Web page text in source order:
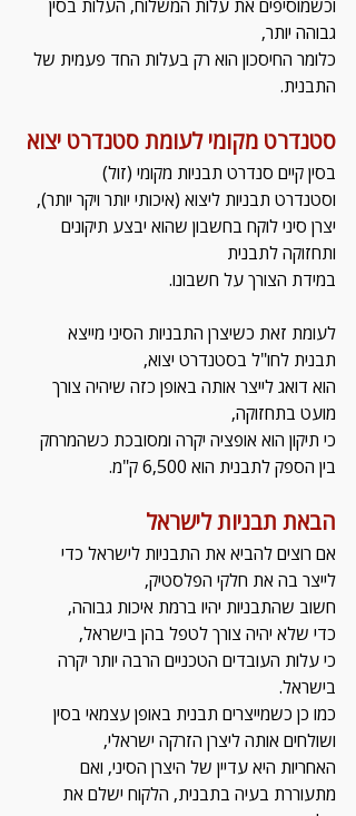
וכשמוסיפים את עלות המשלוח, העלות בסין
גבוהה יותר,
כלומר החיסכון הוא רק בעלות החד פעמית של
התבנית.
סטנדרט מקומי לעומת סטנדרט יצוא
בסין קיים סנדרט תבניות מקומי (זול)
וסטנדרט תבניות ליצוא (איכותי יותר ויקר יותר),
יצרן סיני לוקח בחשבון שהוא יבצע תיקונים
ותחזוקה לתבנית
במידת הצורך על חשבונו.
לעומת זאת כשיצרן התבניות הסיני מייצא
תבנית לחו"ל בסטנדרט יצוא,
הוא דואג לייצר אותה באופן כזה שיהיה צורך
מועט בתחזוקה,
כי תיקון הוא אופציה יקרה ומסובכת כשהמרחק
בין הספק לתבנית הוא 6,500 ק"מ.
הבאת תבניות לישראל
אם רוצים להביא את התבניות לישראל כדי
לייצר בה את חלקי הפלסטיק,
חשוב שהתבניות יהיו ברמת איכות גבוהה,
כדי שלא יהיה צורך לטפל בהן בישראל,
כי עלות העובדים הטכניים הרבה יותר יקרה
בישראל.
כמו כן כשמייצרים תבנית באופן עצמאי בסין
ושולחים אותה ליצרן הזרקה ישראלי,
האחריות היא עדיין של היצרן הסיני, ואם
מתעוררת בעיה בתבנית, הלקוח ישלם את